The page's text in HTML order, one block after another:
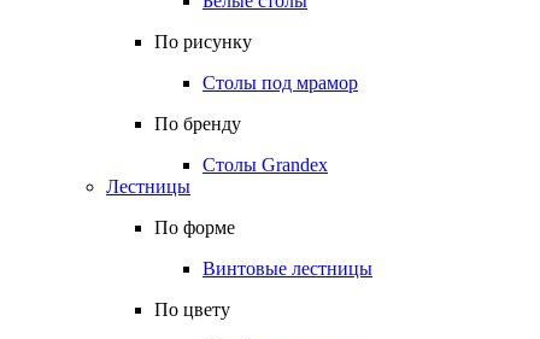
По рисунку
Столы под мрамор
По бренду
Столы Grandex
Лестницы
По форме
Винтовые лестницы
По цвету